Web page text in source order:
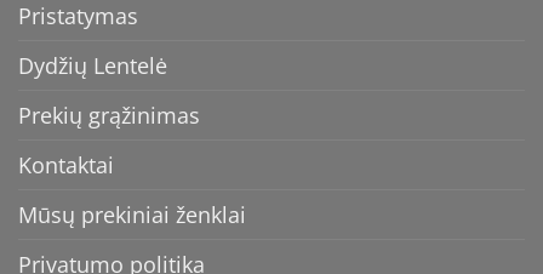
Pristatymas
Dydžių Lentelė
Prekių grąžinimas
Kontaktai
Mūsų prekiniai ženklai
Privatumo politika